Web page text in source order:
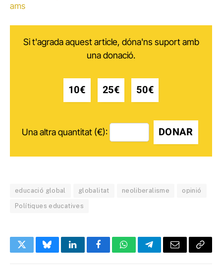
ams
Si t'agrada aquest article, dóna'ns suport amb
una donació.
10€ 25€ 50€
Una altra quantitat (€): DONAR
educació global globalitat neoliberalisme opinió
Polítiques educatives
TwitterBlueskyLinkedInFacebookWhatsAppTelegramEmail Copy